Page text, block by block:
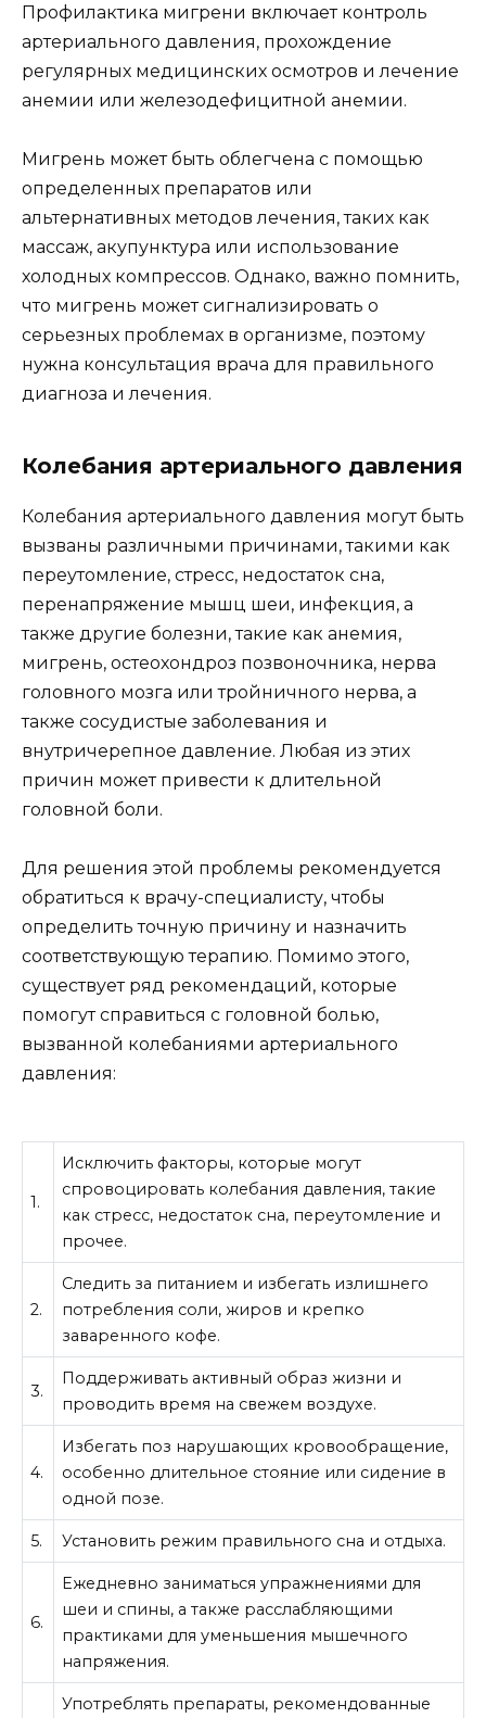
Профилактика мигрени включает контроль
артериального давления, прохождение
регулярных медицинских осмотров и лечение
анемии или железодефицитной анемии.
Мигрень может быть облегчена с помощью
определенных препаратов или
альтернативных методов лечения, таких как
массаж, акупунктура или использование
холодных компрессов. Однако, важно помнить,
что мигрень может сигнализировать о
серьезных проблемах в организме, поэтому
нужна консультация врача для правильного
диагноза и лечения.
Колебания артериального давления
Колебания артериального давления могут быть
вызваны различными причинами, такими как
переутомление, стресс, недостаток сна,
перенапряжение мышц шеи, инфекция, а
также другие болезни, такие как ане­мия,
мигрень, остеохондроз позвоночника, нерва
головного мозга или тройничного нерва, а
также сосудистые заболевания и
внутричерепное давление. Любая из этих
причин может привести к длительной
головной боли.
Для решения этой проблемы рекомендуется
обратиться к врачу-специалисту, чтобы
определить точную причину и назначить
соответствующую терапию. Помимо этого,
существует ряд рекомендаций, которые
помогут справиться с головной болью,
вызванной колебаниями артериального
давления:
1.
Исключить факторы, которые могут
спровоцировать колебания давления, такие
как стресс, недостаток сна, переутомление и
прочее.
2.
Следить за питанием и избегать излишнего
потребления соли, жиров и крепко
заваренного кофе.
3.
Поддерживать активный образ жизни и
проводить время на свежем воздухе.
4.
Избегать поз нарушающих кровообращение,
особенно длительное стояние или сидение в
одной позе.
5. Установить режим правильного сна и отдыха.
6.
Ежедневно заниматься упражнениями для
шеи и спины, а также расслабляющими
практиками для уменьшения мышечного
напряжения.
Употреблять препараты, рекомендованные